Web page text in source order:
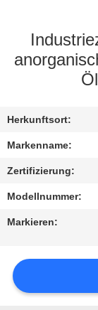
KONTAKT
MIT
UNS
UM
EIN
Herkunftsort:
Markenname:
Zertifizierung:
Modellnummer:
Markieren: